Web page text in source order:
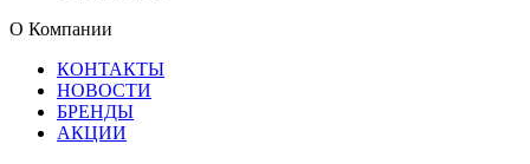
О Компании
КОНТАКТЫ
НОВОСТИ
БРЕНДЫ
АКЦИИ